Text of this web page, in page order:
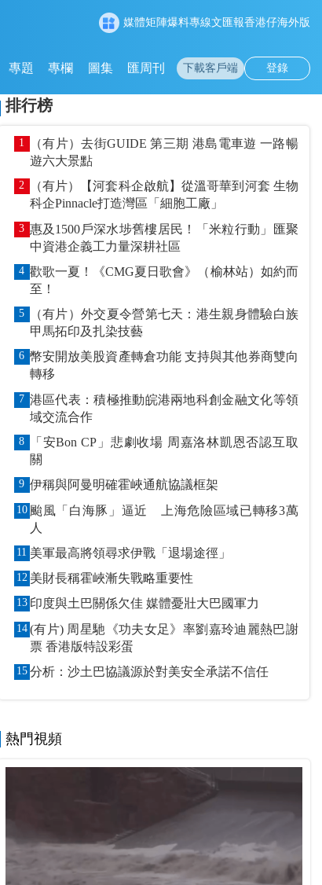
媒體矩陣爆料專線文匯報香港仔海外版
專題 專欄 圖集 匯周刊 下載客戶端 登錄
排行榜
1
（有片）去街GUIDE 第三期 港島電車遊 一路暢
遊六大景點
2
（有片）【河套科企啟航】從溫哥華到河套 生物
科企Pinnacle打造灣區「細胞工廠」
3 惠及1500戶深水埗舊樓居民！「米粒行動」匯聚
中資港企義工力量深耕社區
4 歡歌一夏！《CMG夏日歌會》（榆林站）如約而
至！
5
（有片）外交夏令營第七天：港生親身體驗白族
甲馬拓印及扎染技藝
6 幣安開放美股資產轉倉功能 支持與其他券商雙向
轉移
7 港區代表：積極推動皖港兩地科創金融文化等領
域交流合作
8
「安Bon CP」悲劇收場 周嘉洛林凱恩否認互取
關
9 伊稱與阿曼明確霍峽通航協議框架
10 颱風「白海豚」逼近 上海危險區域已轉移3萬
人
11 美軍最高將領尋求伊戰「退場途徑」
12 美財長稱霍峽漸失戰略重要性
13 印度與土巴關係欠佳 媒體憂壯大巴國軍力
14 (有片) 周星馳《功夫女足》率劉嘉玲迪麗熱巴謝
票 香港版特設彩蛋
15 分析：沙土巴協議源於對美安全承諾不信任
熱門視頻